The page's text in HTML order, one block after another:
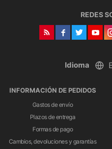
REDES
Idioma
INFORMACIÓN DE PEDIDOS
Gastos de envío
Plazos de entrega
Formas de pago
Cambios, devoluciones y garantías